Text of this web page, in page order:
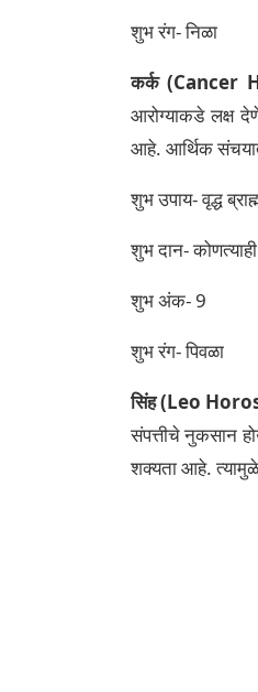
शुभ रंग- निळा
कर्क (Cancer
आरोग्याकडे लक्ष
आहे. आर्थिक संचयात
शुभ उपाय- वृद्ध
शुभ दान-
शुभ अंक- 9
शुभ रंग- पिवळा
सिंह (Leo
संपत्तीचे नुकसान
शक्यता आहे. त्यामुळे